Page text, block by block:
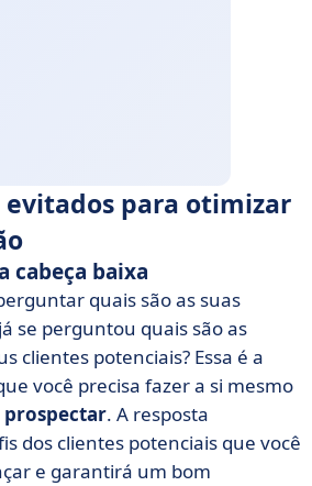
evitados para otimizar
cabeça baixa
quais são as suas
se perguntou quais são as
clientes potenciais? Essa é a
você precisa fazer a si mesmo
prospectar. A resposta
dos clientes potenciais que você
e garantirá um bom